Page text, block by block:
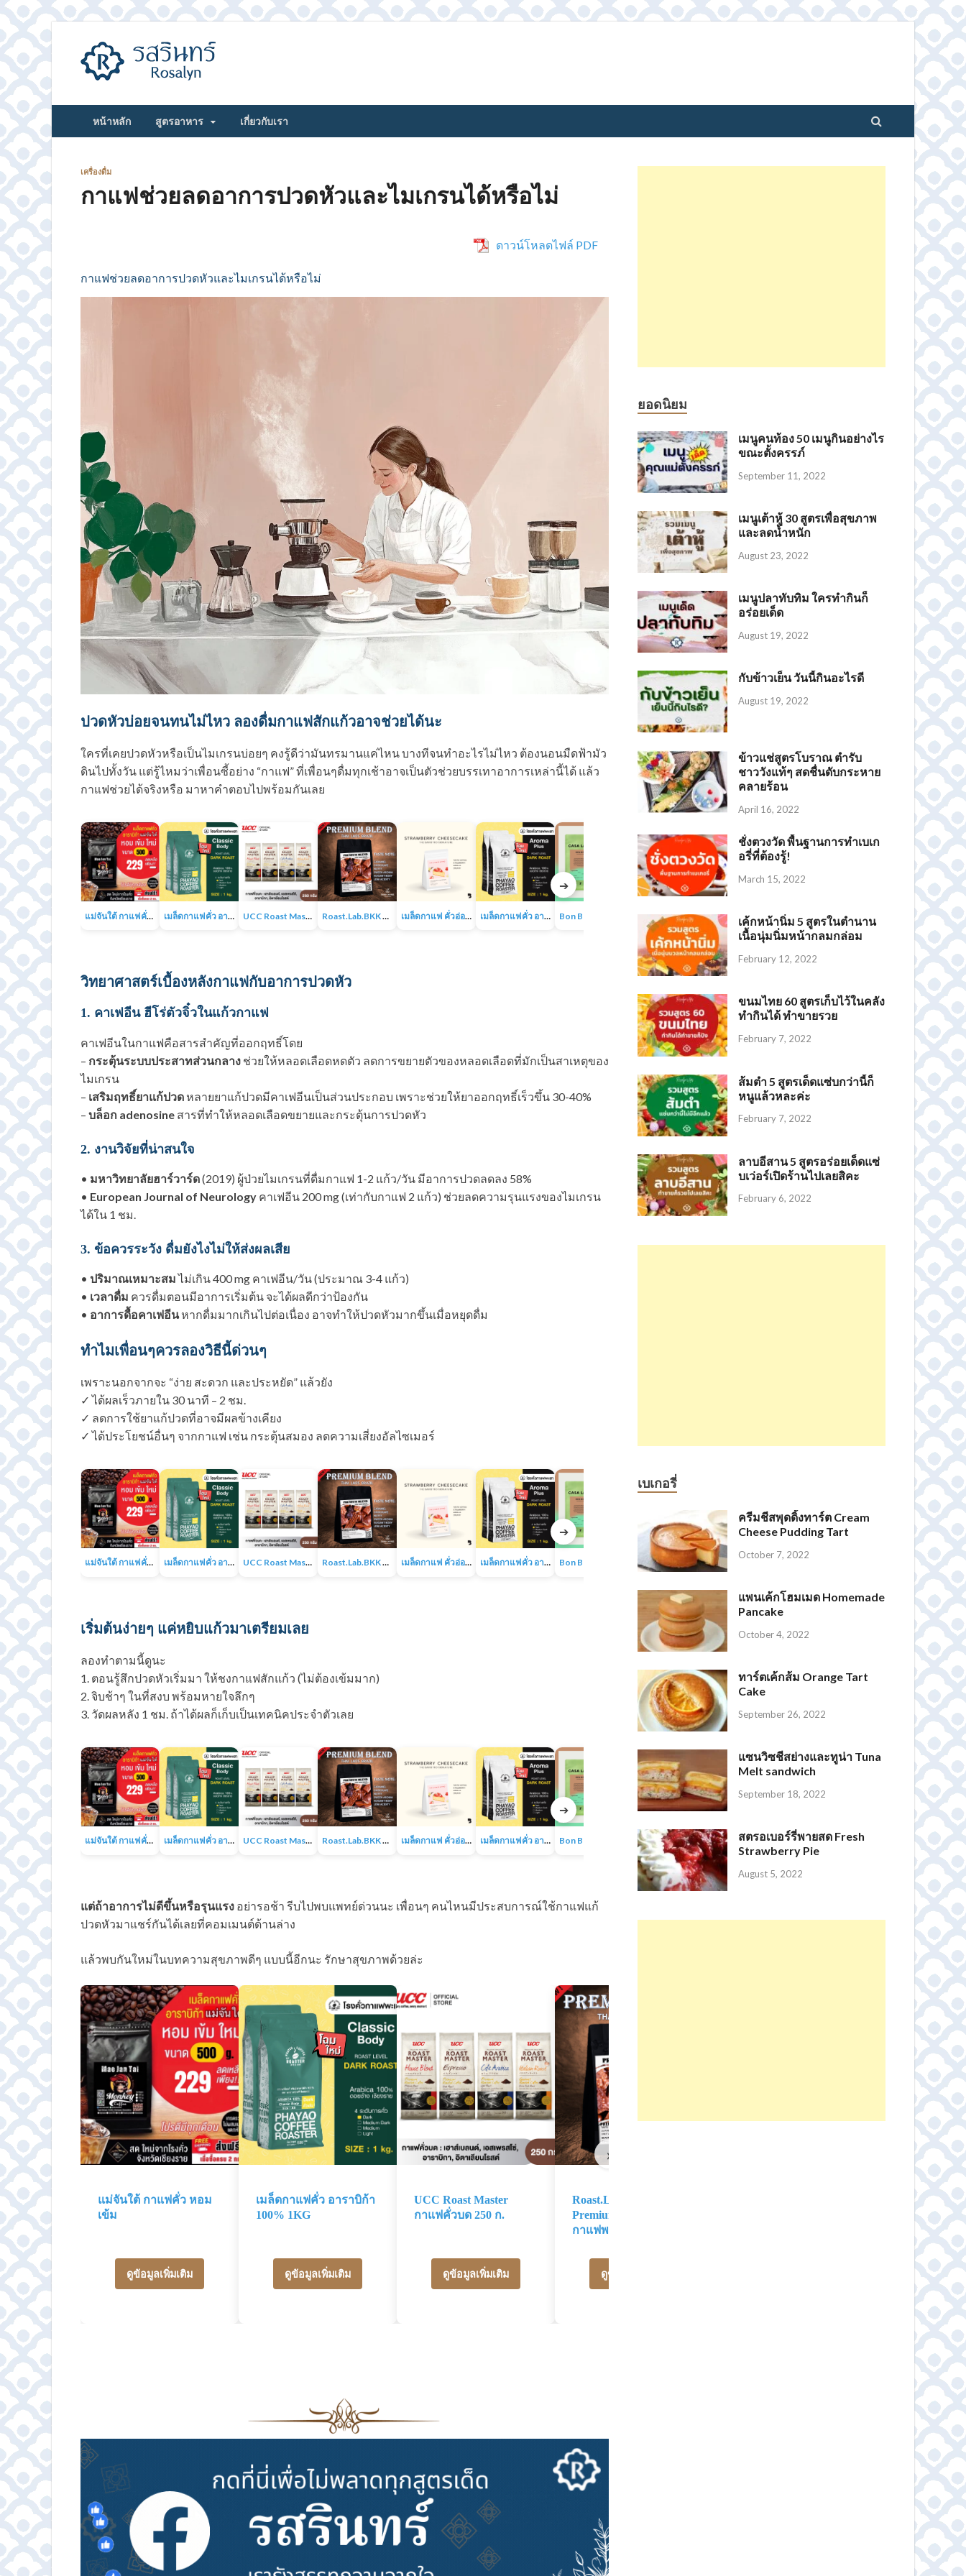
หน้าหลัก สูตรอาหาร เกี่ยวกับเรา
เครื่องดื่ม
กาแฟช่วยลดอาการปวดหัวและไมเกรนได้หรือไม่
ดาวน์โหลดไฟล์ PDF
กาแฟช่วยลดอาการปวดหัวและไมเกรนได้หรือไม่
ปวดหัวบ่อยจนทนไม่ไหว ลองดื่มกาแฟสักแก้วอาจช่วยได้นะ
ใครที่เคยปวดหัวหรือเป็นไมเกรนบ่อยๆ คงรู้ดีว่ามันทรมานแค่ไหน บางทีจนทำอะไรไม่ไหว ต้องนอนมืดฟ้ามัว
ดินไปทั้งวัน แต่รู้ไหมว่าเพื่อนซี้อย่าง “กาแฟ” ที่เพื่อนๆดื่มทุกเช้าอาจเป็นตัวช่วยบรรเทาอาการเหล่านี้ได้ แล้ว
กาแฟช่วยได้จริงหรือ มาหาคำตอบไปพร้อมกันเลย
แม่จันใต้ กาแฟคั่ว หอม เข้ม เมล็ดกาแฟคั่ว อาราบิก้า 100% 1KG UCC Roast Master กาแฟคั่วบด 250 ก. Roast.Lab.BKK Premium Blend เมล็ดกาแฟพรีเมียมเบลน เมล็ดกาแฟ คั่วอ่อน – Strawberry Cheesecake The Baristro Signature เมล็ดกาแฟคั่ว อาราบิก้า 100% ขนาด 1KG ปางขอน Honey Process เมล็ดกาแฟ โคลัมเบีย – Colombia Coffee Bean Ethiopia lily coffee เมล็ดกาแฟคั่ว บอดี้หนักแน่น หอมฟุ้ง
➔
วิทยาศาสตร์เบื้องหลังกาแฟกับอาการปวดหัว
1. คาเฟอีน ฮีโร่ตัวจิ๋วในแก้วกาแฟ
คาเฟอีนในกาแฟคือสารสำคัญที่ออกฤทธิ์โดย
– กระตุ้นระบบประสาทส่วนกลาง ช่วยให้หลอดเลือดหดตัว ลดการขยายตัวของหลอดเลือดที่มักเป็นสาเหตุของ
ไมเกรน
– เสริมฤทธิ์ยาแก้ปวดหลายยาแก้ปวดมีคาเฟอีนเป็นส่วนประกอบ เพราะช่วยให้ยาออกฤทธิ์เร็วขึ้น 30-40%
– บล็อก adenosine สารที่ทำให้หลอดเลือดขยายและกระตุ้นการปวดหัว
2. งานวิจัยที่น่าสนใจ
• มหาวิทยาลัยฮาร์วาร์ด(2019) ผู้ป่วยไมเกรนที่ดื่มกาแฟ 1-2 แก้ว/วัน มีอาการปวดลดลง 58%
• European Journal of Neurology คาเฟอีน 200 mg (เท่ากับกาแฟ 2 แก้ว) ช่วยลดความรุนแรงของไมเกรน
ได้ใน 1 ชม.
3. ข้อควรระวัง ดื่มยังไงไม่ให้ส่งผลเสีย
• ปริมาณเหมาะสมไม่เกิน 400 mg คาเฟอีน/วัน (ประมาณ 3-4 แก้ว)
• เวลาดื่ม ควรดื่มตอนมีอาการเริ่มต้น จะได้ผลดีกว่าป้องกัน
• อาการดื้อคาเฟอีนหากดื่มมากเกินไปต่อเนื่อง อาจทำให้ปวดหัวมากขึ้นเมื่อหยุดดื่ม
ทำไมเพื่อนๆควรลองวิธีนี้ด่วนๆ
เพราะนอกจากจะ “ง่าย สะดวก และประหยัด” แล้วยัง
✓ ได้ผลเร็วภายใน 30 นาที – 2 ชม.
✓ ลดการใช้ยาแก้ปวดที่อาจมีผลข้างเคียง
✓ ได้ประโยชน์อื่นๆ จากกาแฟ เช่น กระตุ้นสมอง ลดความเสี่ยงอัลไซเมอร์
แม่จันใต้ กาแฟคั่ว หอม เข้ม เมล็ดกาแฟคั่ว อาราบิก้า 100% 1KG UCC Roast Master กาแฟคั่วบด 250 ก. Roast.Lab.BKK Premium Blend เมล็ดกาแฟพรีเมียมเบลน เมล็ดกาแฟ คั่วอ่อน – Strawberry Cheesecake The Baristro Signature เมล็ดกาแฟคั่ว อาราบิก้า 100% ขนาด 1KG ปางขอน Honey Process เมล็ดกาแฟ โคลัมเบีย – Colombia Coffee Bean Ethiopia lily coffee เมล็ดกาแฟคั่ว บอดี้หนักแน่น หอมฟุ้ง
➔
เริ่มต้นง่ายๆ แค่หยิบแก้วมาเตรียมเลย
ลองทำตามนี้ดูนะ
1. ตอนรู้สึกปวดหัวเริ่มมา ให้ชงกาแฟสักแก้ว (ไม่ต้องเข้มมาก)
2. จิบช้าๆ ในที่สงบ พร้อมหายใจลึกๆ
3. วัดผลหลัง 1 ชม. ถ้าได้ผลก็เก็บเป็นเทคนิคประจำตัวเลย
แม่จันใต้ กาแฟคั่ว หอม เข้ม เมล็ดกาแฟคั่ว อาราบิก้า 100% 1KG UCC Roast Master กาแฟคั่วบด 250 ก. Roast.Lab.BKK Premium Blend เมล็ดกาแฟพรีเมียมเบลน เมล็ดกาแฟ คั่วอ่อน – Strawberry Cheesecake The Baristro Signature เมล็ดกาแฟคั่ว อาราบิก้า 100% ขนาด 1KG ปางขอน Honey Process เมล็ดกาแฟ โคลัมเบีย – Colombia Coffee Bean RoastLabBkk เมล็ดกาแฟคั่ว Dark Roast เกรดพรีเมี่ยม Ethiopia lily coffee เมล็ดกาแฟคั่ว บอดี้หนักแน่น หอมฟุ้ง
➔
แต่ถ้าอาการไม่ดีขึ้นหรือรุนแรง อย่ารอช้า รีบไปพบแพทย์ด่วนนะ เพื่อนๆ คนไหนมีประสบการณ์ใช้กาแฟแก้
ปวดหัวมาแชร์กันได้เลยที่คอมเมนต์ด้านล่าง
แล้วพบกันใหม่ในบทความสุขภาพดีๆ แบบนี้อีกนะ รักษาสุขภาพด้วยล่ะ
›
แม่จันใต้ กาแฟคั่ว หอม
เข้ม
ดูข้อมูลเพิ่มเติม
เมล็ดกาแฟคั่ว อาราบิก้า
100% 1KG
ดูข้อมูลเพิ่มเติม
UCC Roast Master
กาแฟคั่วบด 250 ก.
ดูข้อมูลเพิ่มเติม
Roast.Lab.BKK
Premium Blend เมล็ด
กาแฟพรีเมียมเบลน
ดูข้อมูลเพิ่มเติม
เมล็ดกาแฟคั่ว
100% ขนาด
ดูข้อมูลเพิ่
ยอดนิยม
เมนูคนท้อง 50 เมนูกินอย่างไร
ขณะตั้งครรภ์
September 11, 2022
เมนูเต้าหู้ 30 สูตรเพื่อสุขภาพ
และลดน้ำหนัก
August 23, 2022
เมนูปลาทับทิม ใครทำกินก็
อร่อยเด็ด
August 19, 2022
กับข้าวเย็น วันนี้กินอะไรดี
August 19, 2022
ข้าวแช่สูตรโบราณ ตำรับ
ชาววังแท้ๆ สดชื่นดับกระหาย
คลายร้อน
April 16, 2022
ชั่งตวงวัด พื้นฐานการทำเบเก
อรี่ที่ต้องรู้!
March 15, 2022
เค้กหน้านิ่ม 5 สูตรในตำนาน
เนื้อนุ่มนิ่มหน้ากลมกล่อม
February 12, 2022
ขนมไทย 60 สูตรเก็บไว้ในคลัง
ทำกินได้ ทำขายรวย
February 7, 2022
ส้มตำ 5 สูตรเด็ดแซ่บกว่านี้ก็
หนูแล้วหละค่ะ
February 7, 2022
ลาบอีสาน 5 สูตรอร่อยเด็ดแซ่
บเว่อร์เปิดร้านไปเลยสิคะ
February 6, 2022
เบเกอรี่
ครีมชีสพุดดิ้งทาร์ต Cream
Cheese Pudding Tart
October 7, 2022
แพนเค้กโฮมเมด Homemade
Pancake
October 4, 2022
ทาร์ตเค้กส้ม Orange Tart
Cake
September 26, 2022
แซนวิซชีสย่างและทูน่า Tuna
Melt sandwich
September 18, 2022
สตรอเบอร์รี่พายสด Fresh
Strawberry Pie
August 5, 2022